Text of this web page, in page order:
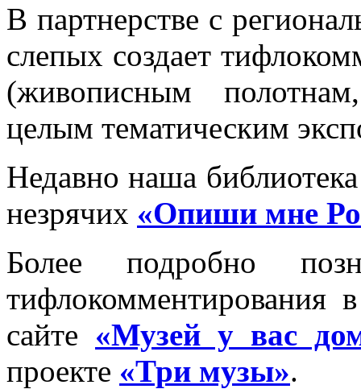
В партнерстве с
слепых создает
(живописным
целым тематическим
Недавно наша
незрячих «Опиши мне
Более подробно
сайте «Музей у вас
проекте «Три музы».